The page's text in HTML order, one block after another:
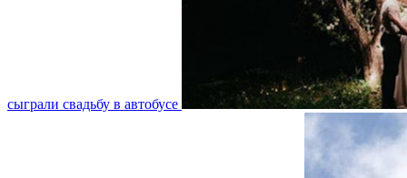
сыграли свадьбу в автобусе